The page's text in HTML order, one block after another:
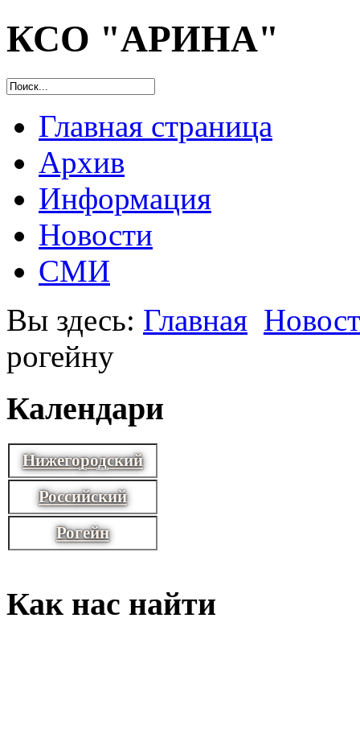
КСО "АРИНА"
Главная страница
Архив
Информация
Новости
СМИ
Вы здесь: Главная
рогейну
Календари
Нижегородский
Российский
Рогейн
Как нас найти